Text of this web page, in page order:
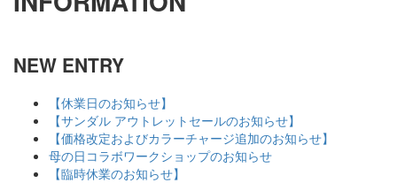
NEW ENTRY
【休業日のお知らせ】
【サンダル アウトレットセールのお知らせ】
【価格改定およびカラーチャージ追加のお知らせ】
母の日コラボワークショップのお知らせ
【臨時休業のお知らせ】